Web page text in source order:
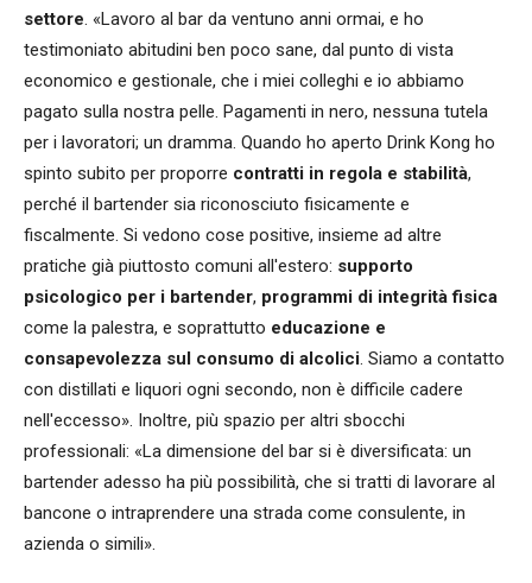
settore. «Lavoro al bar da ventuno anni ormai, e ho
testimoniato abitudini ben poco sane, dal punto di vista
economico e gestionale, che i miei colleghi e io abbiamo
pagato sulla nostra pelle. Pagamenti in nero, nessuna tutela
per i lavoratori; un dramma. Quando ho aperto Drink Kong ho
spinto subito per proporre contratti in regola e stabilità,
perché il bartender sia riconosciuto fisicamente e
fiscalmente. Si vedono cose positive, insieme ad altre
pratiche già piuttosto comuni all'estero: supporto
psicologico per i bartender, programmi di integrità fisica
come la palestra, e soprattutto educazione e
consapevolezza sul consumo di alcolici. Siamo a contatto
con distillati e liquori ogni secondo, non è difficile cadere
nell'eccesso». Inoltre, più spazio per altri sbocchi
professionali: «La dimensione del bar si è diversificata: un
bartender adesso ha più possibilità, che si tratti di lavorare al
bancone o intraprendere una strada come consulente, in
azienda o simili».